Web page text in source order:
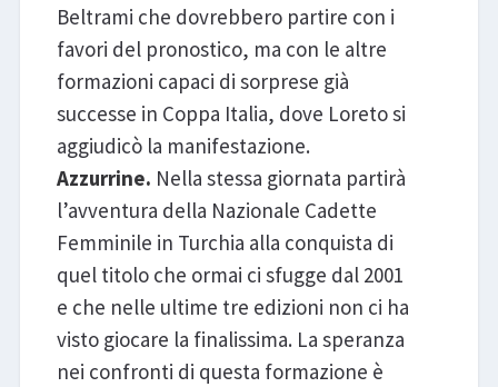
Beltrami che dovrebbero partire con i
favori del pronostico, ma con le altre
formazioni capaci di sorprese già
successe in Coppa Italia, dove Loreto si
aggiudicò la manifestazione.
Azzurrine. Nella stessa giornata partirà
l’avventura della Nazionale Cadette
Femminile in Turchia alla conquista di
quel titolo che ormai ci sfugge dal 2001
e che nelle ultime tre edizioni non ci ha
visto giocare la finalissima. La speranza
nei confronti di questa formazione è